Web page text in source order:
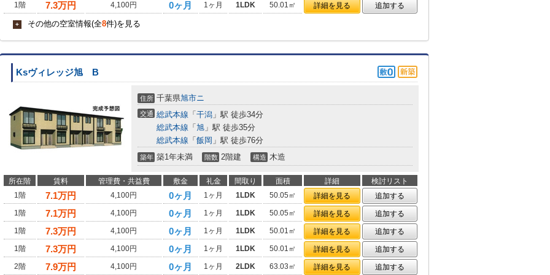
1階 7.3万円 4,100円 0ヶ月 1ヶ月 1LDK 50.01㎡ 詳細を見る 追加する
+ その他の空室情報(全8件)を見る
Ksヴィレッジ旭 B
住所 千葉県旭市ニ
交通 総武本線 「 干潟 」駅 徒歩34分
総武本線 「 旭 」駅 徒歩35分
総武本線 「 飯岡 」駅 徒歩76分
築年 築1年未満 階数 2階建 構造 木造
所在階 賃料 管理費・共益費 敷金 礼金 間取り 面積 詳細
検討リスト
1階
7.1万円 4,100円 0ヶ月 1ヶ月 1LDK 50.05㎡ 詳細を見る
追加する
1階
7.1万円 4,100円 0ヶ月 1ヶ月 1LDK 50.05㎡ 詳細を見る
追加する
1階
7.3万円 4,100円 0ヶ月 1ヶ月 1LDK 50.01㎡ 詳細を見る
追加する
1階
7.3万円 4,100円 0ヶ月 1ヶ月 1LDK 50.01㎡ 詳細を見る
追加する
2階
7.9万円 4,100円 0ヶ月 1ヶ月 2LDK 63.03㎡ 詳細を見る 追加する